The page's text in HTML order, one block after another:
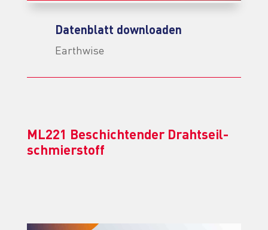
Datenblatt downloaden
Earthwise
ML221 Be­schich­ten­der Draht­seil­
schmier­stoff